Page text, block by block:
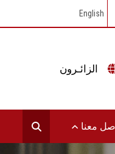
English
معنا